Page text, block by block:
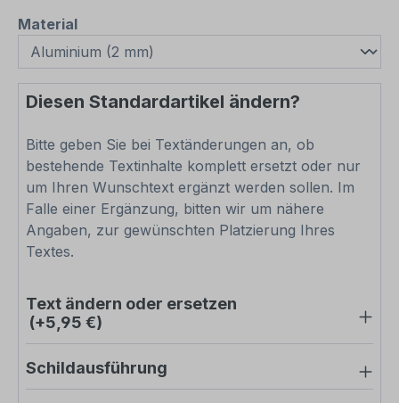
Materialauswählen
Diesen Standardartikel ändern?
Bitte geben Sie bei Textänderungen an, ob
bestehende Textinhalte komplett ersetzt oder nur
um Ihren Wunschtext ergänzt werden sollen. Im
Falle einer Ergänzung, bitten wir um nähere
Angaben, zur gewünschten Platzierung Ihres
Textes.
Text ändern oder ersetzen
(+5,95 €)
Schildausführung